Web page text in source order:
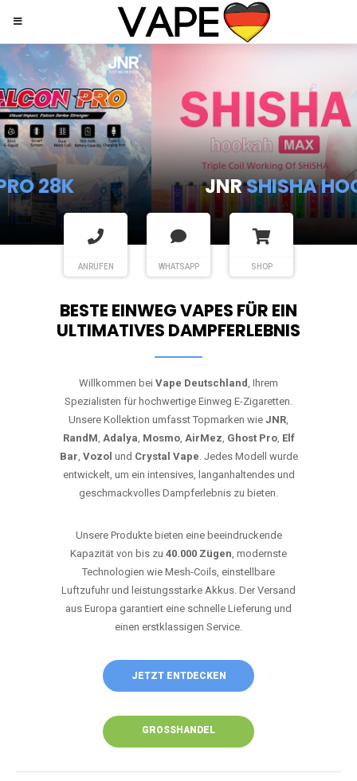
JNRSHISHA HOOKAH MAX
ANRUFEN WHATSAPP SHOP
BESTE EINWEG VAPES FÜR EIN
ULTIMATIVES DAMPFERLEBNIS
Willkommen bei Vape Deutschland, Ihrem
Spezialisten für hochwertige Einweg E-Zigaretten.
Unsere Kollektion umfasst Topmarken wie JNR,
RandM, Adalya, Mosmo, AirMez, Ghost Pro, Elf
Bar, Vozol und Crystal Vape. Jedes Modell wurde
entwickelt, um ein intensives, langanhaltendes und
geschmackvolles Dampferlebnis zu bieten.
Unsere Produkte bieten eine beeindruckende
Kapazität von bis zu 40.000 Zügen, modernste
Technologien wie Mesh-Coils, einstellbare
Luftzufuhr und leistungsstarke Akkus. Der Versand
aus Europa garantiert eine schnelle Lieferung und
einen erstklassigen Service.
JETZT ENTDECKEN
GROSSHANDEL